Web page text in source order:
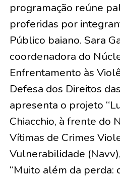
programação reúne
proferidas por
Público baiano. Sara
coordenadora do
Enfrentamento às
Defesa dos Direitos
apresenta o projeto
Chiacchio, à frente do
Vítimas de Crimes
Vulnerabilidade
“Muito além da perda: